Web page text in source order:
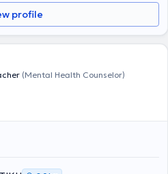
profile
(Mental Health Counselor)